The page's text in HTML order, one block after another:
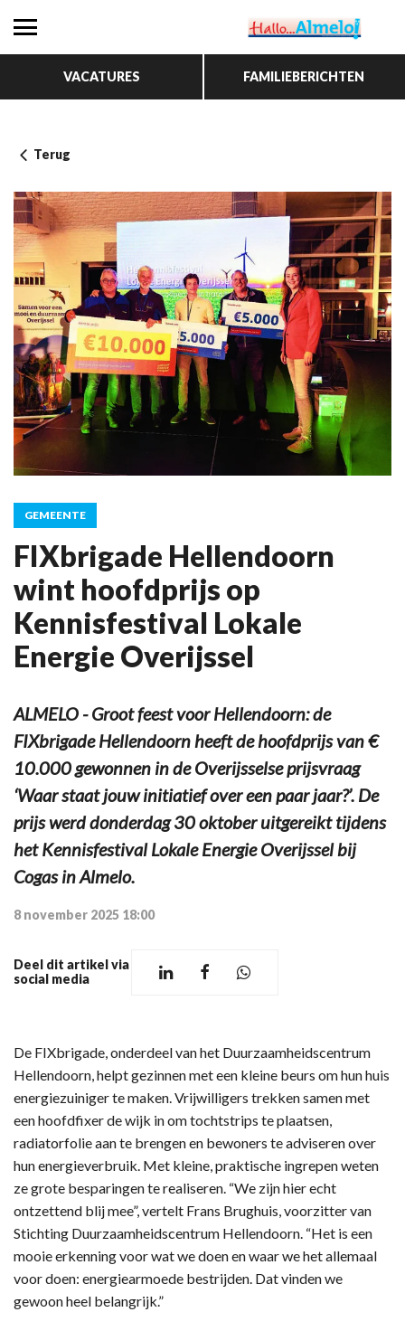
VACATURES FAMILIEBERICHTEN
Terug
GEMEENTE
FIXbrigade Hellendoorn
wint hoofdprijs op
Kennisfestival Lokale
Energie Overijssel
ALMELO - Groot feest voor Hellendoorn: de
FIXbrigade Hellendoorn heeft de hoofdprijs van €
10.000 gewonnen in de Overijsselse prijsvraag
‘Waar staat jouw initiatief over een paar jaar?’. De
prijs werd donderdag 30 oktober uitgereikt tijdens
het Kennisfestival Lokale Energie Overijssel bij
Cogas in Almelo.
8 november 2025 18:00
Deel dit artikel via
social media
De FIXbrigade, onderdeel van het Duurzaamheidscentrum
Hellendoorn, helpt gezinnen met een kleine beurs om hun huis
energiezuiniger te maken. Vrijwilligers trekken samen met
een hoofdfixer de wijk in om tochtstrips te plaatsen,
radiatorfolie aan te brengen en bewoners te adviseren over
hun energieverbruik. Met kleine, praktische ingrepen weten
ze grote besparingen te realiseren. “We zijn hier echt
ontzettend blij mee”, vertelt Frans Brughuis, voorzitter van
Stichting Duurzaamheidscentrum Hellendoorn. “Het is een
mooie erkenning voor wat we doen en waar we het allemaal
voor doen: energiearmoede bestrijden. Dat vinden we
gewoon heel belangrijk.”